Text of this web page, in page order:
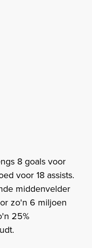
8 goals voor
voor 18 assists.
middenvelder
zo'n 6 miljoen
25%